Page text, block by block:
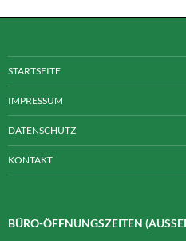
STARTSEITE
IMPRESSUM
DATENSCHUTZ
KONTAKT
BÜRO-ÖFFNUNGSZEITEN